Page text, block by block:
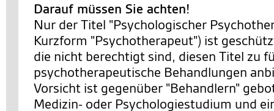
Darauf müssen Sie achten!
Nur der Titel "Psychologischer
Kurzform "Psychotherapeut") ist
die nicht berechtigt sind, diesen Titel zu
psychotherapeutische Behandlungen
Vorsicht ist gegenüber "Behandlern"
Medizin- oder Psychologiestudium und